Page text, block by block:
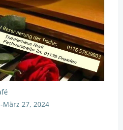
-März 27, 2024